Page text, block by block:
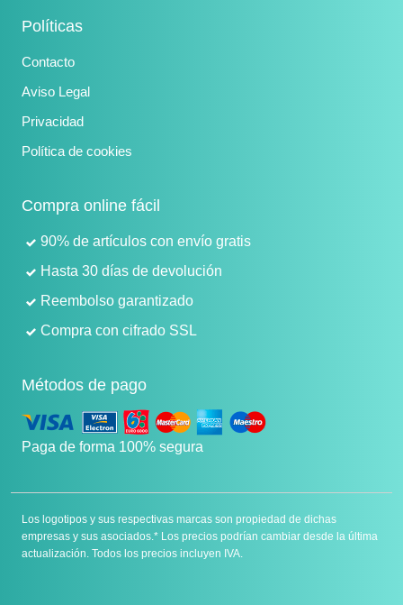
Políticas
Contacto
Aviso Legal
Privacidad
Política de cookies
Compra online fácil
90% de artículos con envío gratis
Hasta 30 días de devolución
Reembolso garantizado
Compra con cifrado SSL
Métodos de pago
Paga de forma 100% segura
Los logotipos y sus respectivas marcas son propiedad de dichas
empresas y sus asociados.* Los precios podrían cambiar desde la última
actualización. Todos los precios incluyen IVA.